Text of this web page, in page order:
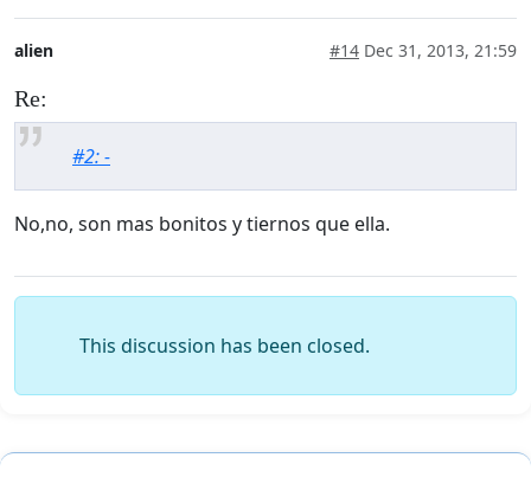
alien #14 Dec 31, 2013, 21:59
Re:
#2: -
No,no, son mas bonitos y tiernos que ella.
This discussion has been closed.